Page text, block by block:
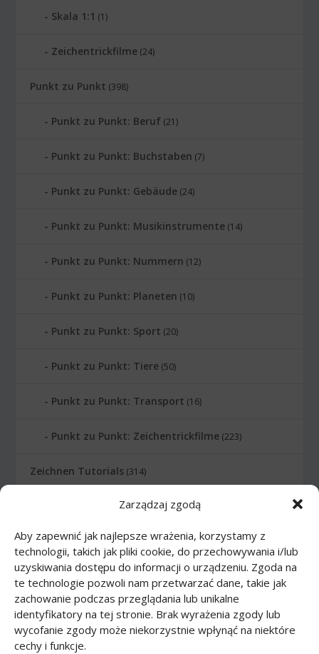
Zarządzaj zgodą
Aby zapewnić jak najlepsze wrażenia, korzystamy z
technologii, takich jak pliki cookie, do przechowywania i/lub
uzyskiwania dostępu do informacji o urządzeniu. Zgoda na
te technologie pozwoli nam przetwarzać dane, takie jak
zachowanie podczas przeglądania lub unikalne
identyfikatory na tej stronie. Brak wyrażenia zgody lub
wycofanie zgody może niekorzystnie wpłynąć na niektóre
cechy i funkcje.
Skala 1:1 (1)
Zeichentrickfilme (24)
Punkt zu Punkt (398)
Punkt zu Punkt: Beruf (21)
Punkt zu Punkt: Buchstaben (7)
Punkt zu Punkt: Gebäude (24)
Punkt zu Punkt: Musikinstrumente (14)
Punkt zu Punkt: Nummern (12)
Punkt zu Punkt: Planeten (10)
Punkt zu Punkt: Sport (20)
Punkt zu Punkt: Tiere (50)
Punkt zu Punkt: Transport (16)
Punkt zu Punkt: Zeichentrickfilme (223)
Zeichnen Tutorials (314)
Zeichnen Tutorials: Comics(46)
Zeichnen Tutorials: Körper(27)
Zeichnen Tutorials: Lebensmittel (10)
Zeichnen Tutorials: Tiere(83)
Zeichnen Tutorials: Transport